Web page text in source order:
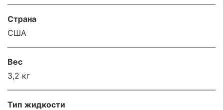
Страна
США
Вес
3,2 кг
Тип жидкости